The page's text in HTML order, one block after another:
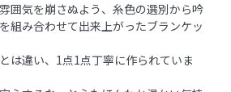
囲気を崩さぬよう、糸色の選別から吟
組み合わせて出来上がったブランケッ
は違い、1点1点丁寧に作られていま